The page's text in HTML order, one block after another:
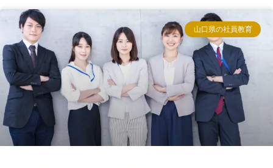
山口県の社員教育